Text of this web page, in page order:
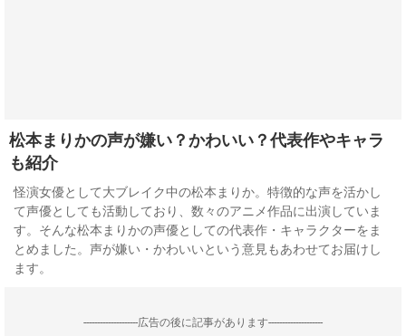
松本まりかの声が嫌い？かわいい？代表作やキャラ
も紹介
怪演女優として大ブレイク中の松本まりか。特徴的な声を活かし
て声優としても活動しており、数々のアニメ作品に出演していま
す。そんな松本まりかの声優としての代表作・キャラクターをま
とめました。声が嫌い・かわいいという意見もあわせてお届けし
ます。
--------------------広告の後に記事があります--------------------